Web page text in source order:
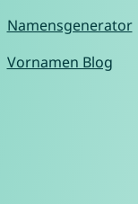
Namensgenerator
Vornamen Blog